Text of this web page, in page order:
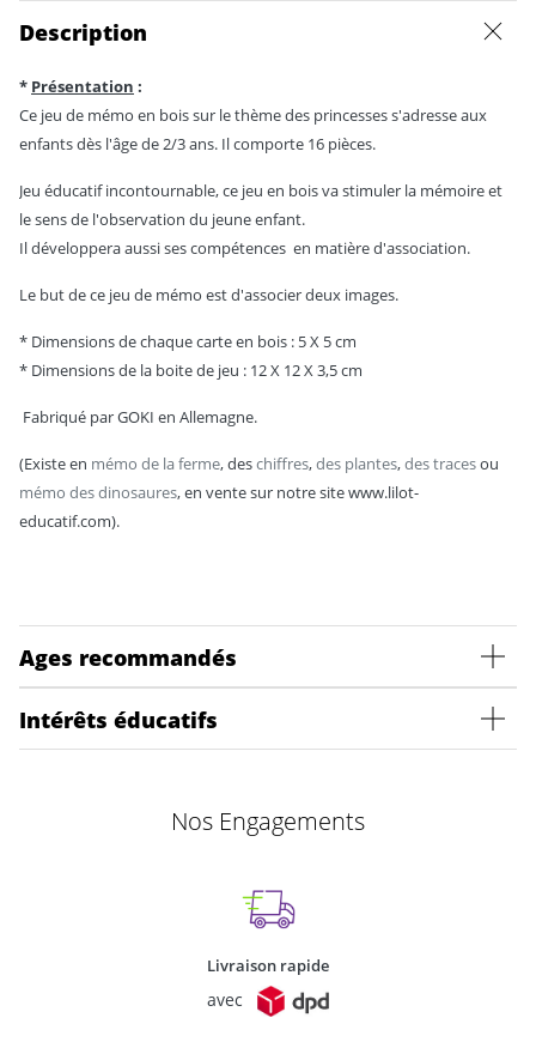
Description
* Présentation :
Ce jeu de mémo en bois sur le thème des princesses s'adresse aux
enfants dès l'âge de 2/3 ans. Il comporte 16 pièces.
Jeu éducatif incontournable, ce jeu en bois va stimuler la mémoire et
le sens de l'observation du jeune enfant.
Il développera aussi ses compétences en matière d'association.
Le but de ce jeu de mémo est d'associer deux images.
* Dimensions de chaque carte en bois : 5 X 5 cm
* Dimensions de la boite de jeu : 12 X 12 X 3,5 cm
Fabriqué par GOKI en Allemagne.
(Existe en mémo de la ferme, deschiffres,des plantes,des tracesou
mémo des dinosaures, en vente sur notre site www.lilot-
educatif.com).
Ages recommandés
Intérêts éducatifs
Nos Engagements
Livraison rapide
avec